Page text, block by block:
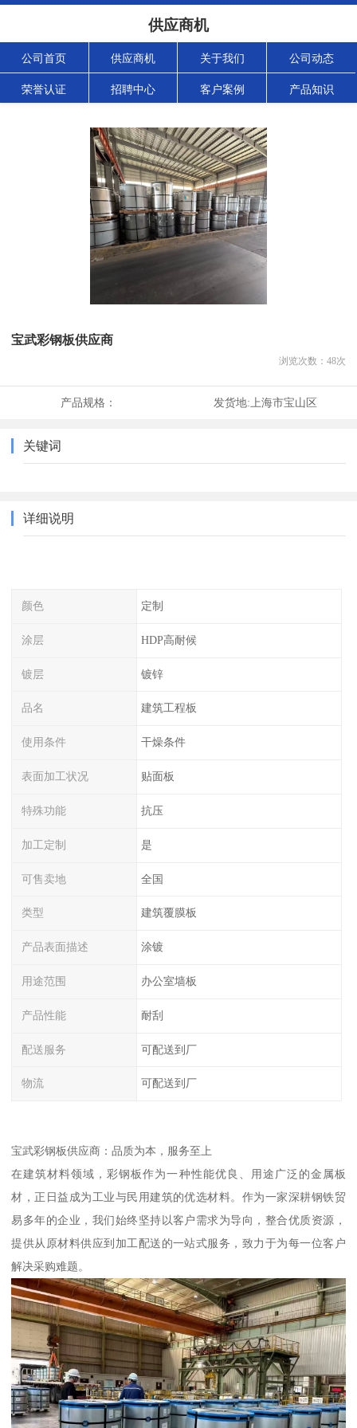
供应商机
公司首页 供应商机 关于我们 公司动态
荣誉认证 招聘中心 客户案例 产品知识
宝武彩钢板供应商
浏览次数： 48次
产品规格： 发货地: 上海市宝山区
关键词
详细说明
颜色 定制
涂层 HDP高耐候
镀层 镀锌
品名 建筑工程板
使用条件 干燥条件
表面加工状况 贴面板
特殊功能 抗压
加工定制 是
可售卖地 全国
类型 建筑覆膜板
产品表面描述 涂镀
用途范围 办公室墙板
产品性能 耐刮
配送服务 可配送到厂
物流 可配送到厂
宝武彩钢板供应商：品质为本，服务至上
在建筑材料领域，彩钢板作为一种性能优良、用途广泛的金属板
材，正日益成为工业与民用建筑的优选材料。作为一家深耕钢铁贸
易多年的企业，我们始终坚持以客户需求为导向，整合优质资源，
提供从原材料供应到加工配送的一站式服务，致力于为每一位客户
解决采购难题。